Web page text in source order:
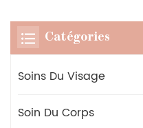
Catégories
Soins Du Visage
Soin Du Corps